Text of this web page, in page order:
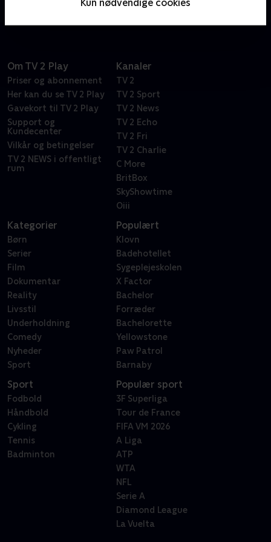
Om TV 2 Play
Priser og abonnement
Her kan du se TV 2 Play
Gavekort til TV 2 Play
Support og
Kundecenter
Vilkår og betingelser
TV 2 NEWS i offentligt
rum
Kanaler
TV 2
TV 2 Sport
TV 2 News
TV 2 Echo
TV 2 Fri
TV 2 Charlie
C More
BritBox
SkyShowtime
Oiii
Kategorier
Børn
Serier
Film
Dokumentar
Reality
Livsstil
Underholdning
Comedy
Nyheder
Sport
Populært
Klovn
Badehotellet
Sygeplejeskolen
X Factor
Bachelor
Forræder
Bachelorette
Yellowstone
Paw Patrol
Barnaby
Sport
Fodbold
Håndbold
Cykling
Tennis
Badminton
Populær sport
3F Superliga
Tour de France
FIFA VM 2026
A Liga
ATP
WTA
NFL
Serie A
Diamond League
La Vuelta